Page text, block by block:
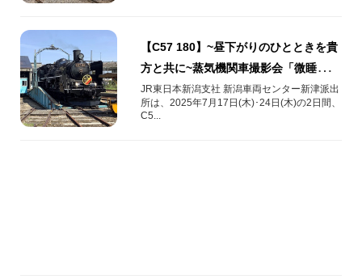
【C57 180】~昼下がりのひとときを貴
方と共に~蒸気機関車撮影会「微睡の貴
婦人」を2025年7月に開催します！
JR東日本新潟支社 新潟車両センター新津派出
所は、2025年7月17日(木)･24日(木)の2日間、
C5...